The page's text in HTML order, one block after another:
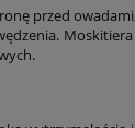
przed